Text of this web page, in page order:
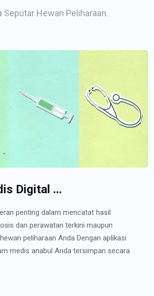
Seputar Hewan Peliharaan.
Digital ...
penting dalam mencatat hasil
dan perawatan terkini maupun
peliharaan Anda Dengan aplikasi
medis anabul Anda tersimpan secara